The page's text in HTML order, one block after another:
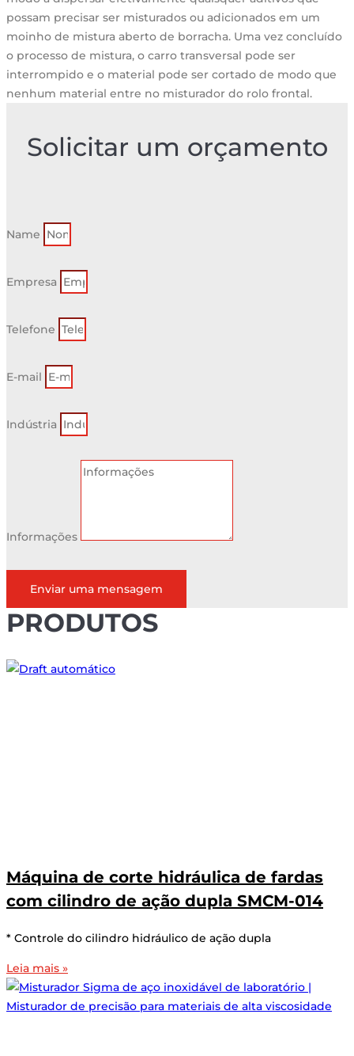
possam precisar ser misturados ou adicionados em um
moinho de mistura aberto de borracha. Uma vez concluído
o processo de mistura, o carro transversal pode ser
interrompido e o material pode ser cortado de modo que
nenhum material entre no misturador do rolo frontal.
Solicitar um orçamento
Name
Empresa
Telefone
E-mail
Indústria
Informações
Enviar uma mensagem
PRODUTOS
Máquina de corte hidráulica de fardas
com cilindro de ação dupla SMCM-014
* Controle do cilindro hidráulico de ação dupla
Leia mais »